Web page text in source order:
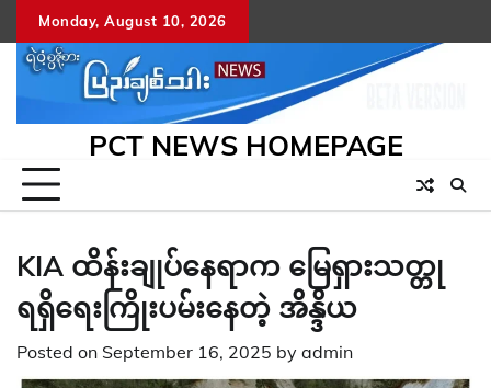
to
content
Monday, August 10, 2026
PCT NEWS HOMEPAGE
KIA ထိန်းချုပ်နေရာက မြေရှားသတ္တု
ရရှိရေးကြိုးပမ်းနေတဲ့ အိန္ဒိယ
Posted on September 16, 2025 by admin